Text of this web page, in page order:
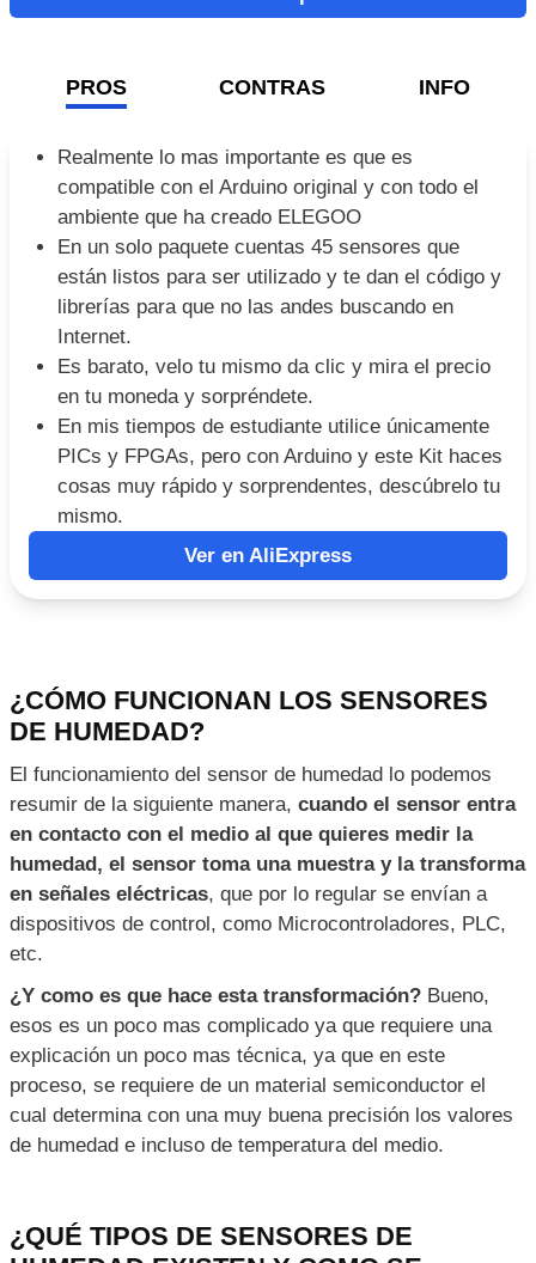
1 KIT DE INICIACIÓN MEJOR QUE 3 ...
Este Kit me ha encantado por lo ilustrativo y educativo,
pero lo mejor es que ya cuenta con código para que
utilices cada uno de los sensores sin tener que estar
investigando tanto.
Ver en AliExpress
PROS CONTRAS INFO
Realmente lo mas importante es que es
compatible con el Arduino original y con todo el
ambiente que ha creado ELEGOO
Internet.
Es barato, velo tu mismo da clic y mira el precio
en tu moneda y sorpréndete.
En mis tiempos de estudiante utilice únicamente
PICs y FPGAs, pero con Arduino y este Kit haces
cosas muy rápido y sorprendentes, descúbrelo tu
mismo.
Ver en AliExpress
¿CÓMO FUNCIONAN LOS SENSORES
DE HUMEDAD?
El funcionamiento del sensor de humedad lo podemos
humedad, el sensor toma una muestra y la transforma